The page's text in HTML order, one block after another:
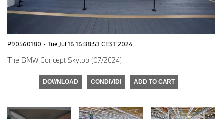
P90560180 · Tue Jul 16 16:38:53 CEST 2024
The BMW Concept Skytop (07/2024)
DOWNLOAD CONDIVIDI ADD TO CART